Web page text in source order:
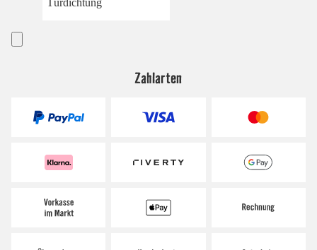
Türdichtung
Zahlarten